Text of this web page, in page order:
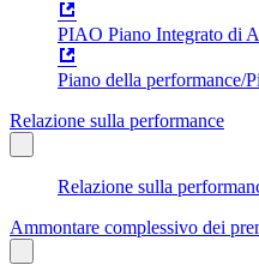
PIAO Piano Integrato di
Piano della performance/
Relazione sulla performance
Relazione sulla
Ammontare complessivo dei